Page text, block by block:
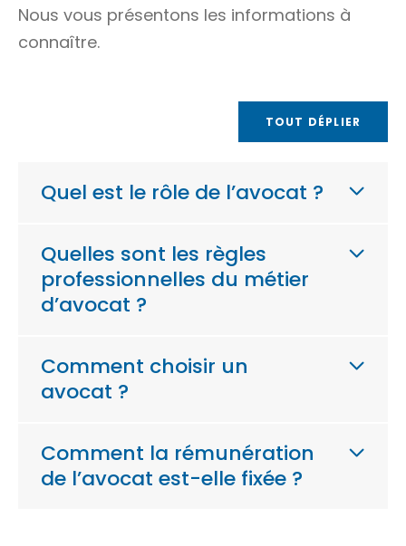
Nous vous présentons les informations à
connaître.
TOUT DÉPLIER
Quel est le rôle de l’avocat ?
Quelles sont les règles
professionnelles du métier
d’avocat ?
Comment choisir un
avocat ?
Comment la rémunération
de l’avocat est-elle fixée ?